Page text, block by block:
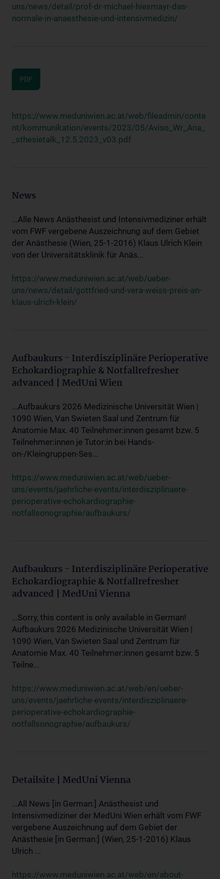
uns/news/detail/prof-dr-michael-hiesmayr-das-
normale-in-anaesthesie-und-intensivmedizin/
PDF
https://www.meduniwien.ac.at/web/fileadmin/conte
nt/kommunikation/events/2023/05/Aviso_Wr_Ana_
_sthesietalk_12.5.2023_v03.pdf
News
...Alle News Anästhesist und Intensivmediziner erhält
vom FWF vergebene Auszeichnung auf dem Gebiet
der Anästhesie (Wien, 25-1-2016) Klaus Ulrich Klein
von der Universitätsklinik für Anäs...
https://www.meduniwien.ac.at/web/ueber-
uns/news/detail/gottfried-und-vera-weiss-preis-an-
klaus-ulrich-klein/
Aufbaukurs - Interdisziplinäre Perioperative
Echokardiographie & Notfallrefresher
advanced | MedUni Wien
...Aufbaukurs 2026 Medizinische Universität Wien |
1090 Wien, Van Swieten Saal und Zentrum für
Anatomie Max. 40 Teilnehmer:innen gesamt bzw. 5
Teilnehmer:innen je Tutor:in bei Hands-
on-/Kleingruppen-Ses...
https://www.meduniwien.ac.at/web/ueber-
uns/events/jaehrliche-events/interdisziplinaere-
perioperative-echokardiographie-
notfallsonographie/aufbaukurs/
Aufbaukurs - Interdisziplinäre Perioperative
Echokardiographie & Notfallrefresher
advanced | MedUni Vienna
...Sorry, this content is only available in German!
Aufbaukurs 2026 Medizinische Universität Wien |
1090 Wien, Van Swieten Saal und Zentrum für
Anatomie Max. 40 Teilnehmer:innen gesamt bzw. 5
Teilne...
https://www.meduniwien.ac.at/web/en/ueber-
uns/events/jaehrliche-events/interdisziplinaere-
perioperative-echokardiographie-
notfallsonographie/aufbaukurs/
Detailsite | MedUni Vienna
...All News [in German:] Anästhesist und
Intensivmediziner der MedUni Wien erhält vom FWF
vergebene Auszeichnung auf dem Gebiet der
Anästhesie [in German:] (Wien, 25-1-2016) Klaus
Ulrich ...
https://www.meduniwien.ac.at/web/en/about-